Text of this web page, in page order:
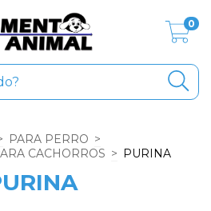
0
PARA PERRO >
CACHORROS > PURINA